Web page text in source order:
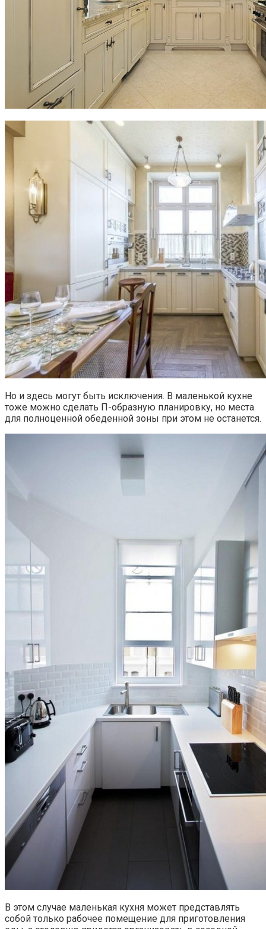
Но и здесь могут быть исключения. В маленькой кухне
тоже можно сделать П-образную планировку, но места
для полноценной обеденной зоны при этом не останется.
В этом случае маленькая кухня может представлять
собой только рабочее помещение для приготовления